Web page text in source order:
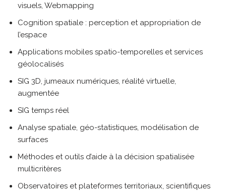
visuels, Webmapping
Cognition spatiale : perception et appropriation de
l’espace
Applications mobiles spatio-temporelles et services
géolocalisés
SIG 3D, jumeaux numériques, réalité virtuelle,
augmentée
SIG temps réel
Analyse spatiale, géo-statistiques, modélisation de
surfaces
Méthodes et outils d’aide à la décision spatialisée
multicritères
Observatoires et plateformes territoriaux, scientifiques